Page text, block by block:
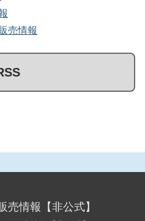
売情報
売情報【非公式】